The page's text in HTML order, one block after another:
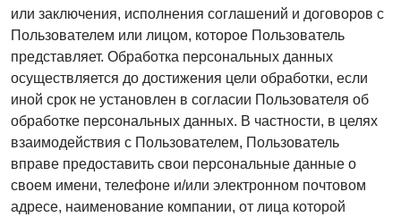
или заключения, исполнения соглашений и договоров с
Пользователем или лицом, которое Пользователь
представляет. Обработка персональных данных
осуществляется до достижения цели обработки, если
иной срок не установлен в согласии Пользователя об
обработке персональных данных. В частности, в целях
взаимодействия с Пользователем, Пользователь
вправе предоставить свои персональные данные о
своем имени, телефоне и/или электронном почтовом
адресе, наименование компании, от лица которой